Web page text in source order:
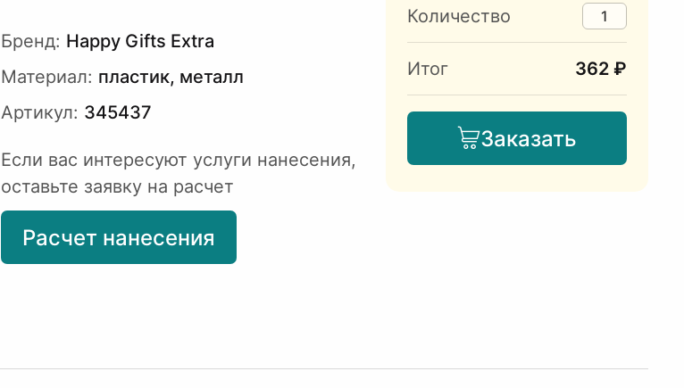
Бренд: Happy Gifts Extra
Материал: пластик, металл
Артикул: 345437
Если вас интересуют услуги нанесения,
оставьте заявку на расчет
Расчет нанесения
Количество
Итог 362 ₽
Заказать